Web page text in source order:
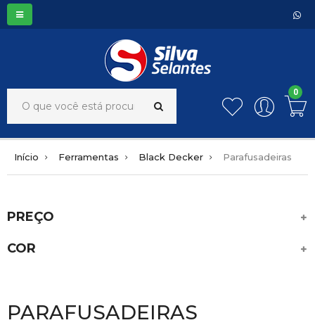
0
Início Ferramentas Black Decker Parafusadeiras
PREÇO
COR
PARAFUSADEIRAS